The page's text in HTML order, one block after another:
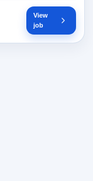
View
job